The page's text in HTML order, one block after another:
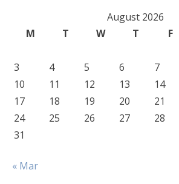
August 2026
M
T W T F
3
4 5 6 7
10
11 12 13 14
17
18 19 20 21
24
25 26 27 28
31
« Mar